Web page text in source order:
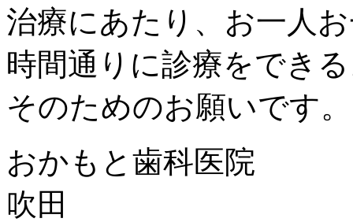
治療にあたり、お一人
時間通りに診療をでき
そのためのお願いです。
おかもと歯科医院
吹田